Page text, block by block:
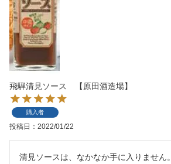
飛騨清見ソース 【原田酒造場】
購入者
投稿日 2022/01/22
清見ソースは、なかなか手に入りません。